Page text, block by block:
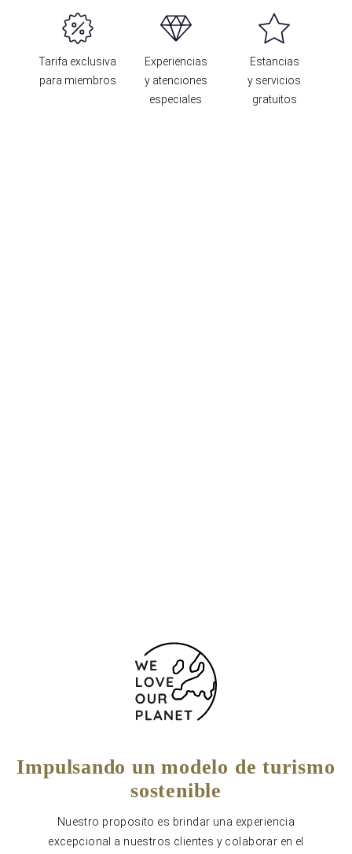
Tarifa exclusiva
para miembros
Experiencias
y atenciones
especiales
Estancias
y servicios
gratuitos
Impulsando un modelo de turismo
sostenible
Nuestro proposito es brindar una experiencia
excepcional a nuestros clientes y colaborar en el